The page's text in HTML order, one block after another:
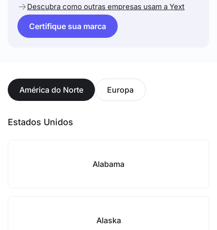
Descubra como outras empresas usam a Yext
Certifique sua marca
América do Norte Europa
Estados Unidos
Alabama
Alaska